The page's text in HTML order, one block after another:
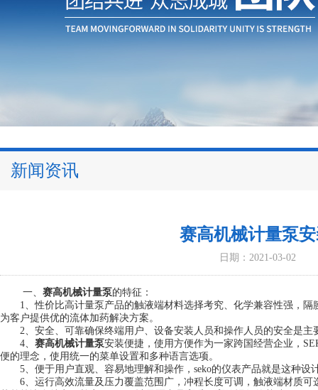
新闻资讯
赛高机械计量泵
日期：2021-03-02
一、 赛高机械计量泵的特征：
1、性价比高计量泵产品的触液端材料选择考究、化学兼容性强，隔
为客户提供优的流体加药解决方案。
2、安全、可靠确保终端用户、设备安装人员和操作人员的安全是主
4、 赛高机械计量泵安装便捷，使用方便作为一家跨国经营企业，
便的理念，使用统一的菜单设置和多种语言选项。
5、便于用户直观、容易地理解和操作，seko的仪表产品就是这种设
6、运行高效流量及压力覆盖范围广，冲程长度可调，触液端材质可